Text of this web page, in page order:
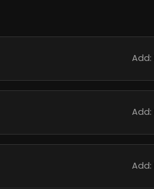
Add:
Add:
Add: